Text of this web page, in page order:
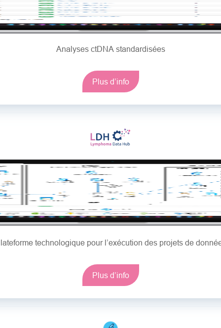
Analyses ctDNA standardisées
Plus d’info
technologique pour l’exécution des projets de
Plus d’info